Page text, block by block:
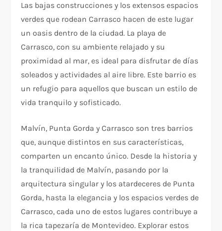
Las bajas construcciones y los extensos espacios
verdes que rodean Carrasco hacen de este lugar
un oasis dentro de la ciudad. La playa de
Carrasco, con su ambiente relajado y su
proximidad al mar, es ideal para disfrutar de días
soleados y actividades al aire libre. Este barrio es
un refugio para aquellos que buscan un estilo de
vida tranquilo y sofisticado.
Malvín, Punta Gorda y Carrasco son tres barrios
que, aunque distintos en sus características,
comparten un encanto único. Desde la historia y
la tranquilidad de Malvín, pasando por la
arquitectura singular y los atardeceres de Punta
Gorda, hasta la elegancia y los espacios verdes de
Carrasco, cada uno de estos lugares contribuye a
la rica tapezaría de Montevideo. Explorar estos